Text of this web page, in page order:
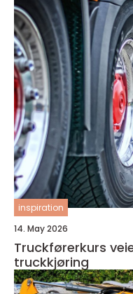
inspiration
14. May 2026
Truckførerkurs veien til trygg og effektiv
truckkjøring